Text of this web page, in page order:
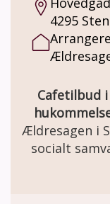
4295
Cafetilbud
Ældresagen i
socialt samvær og